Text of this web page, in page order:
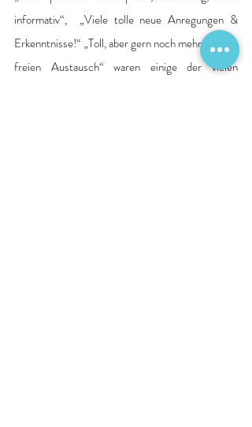
informativ“,  „Viele tolle neue Anregungen &
Erkenntnisse!“ „Toll, aber gern noch mehr Zeit für
freien Austausch“ waren einige der vielen